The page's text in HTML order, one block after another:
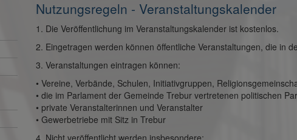
Nutzungsregeln - Veranstaltungskalender
1. Die Veröffentlichung im Veranstaltungskalender ist kostenlos.
2. Eingetragen werden können öffentliche Veranstaltungen, die in
3. Veranstaltungen eintragen können:
• Vereine, Verbände, Schulen, Initiativgruppen,
• die im Parlament der Gemeinde Trebur vertretenen politischen
• private Veranstalterinnen und Veranstalter
• Gewerbetriebe mit Sitz in Trebur